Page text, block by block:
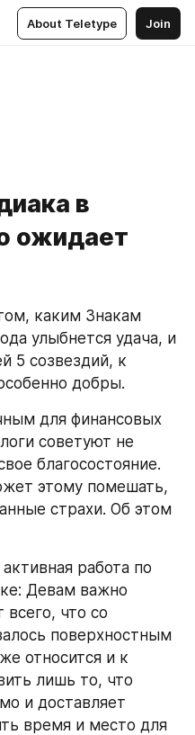
About Teletype Join
в
ожидает
каким Знакам
улыбнется удача, и
5 созвездий, к
добры.
для финансовых
советуют не
благосостояние.
этому помешать,
страхи. Об этом
работа по
Девам важно
всего, что со
поверхностным
относится и к
лишь то, что
и доставляет
время и место для